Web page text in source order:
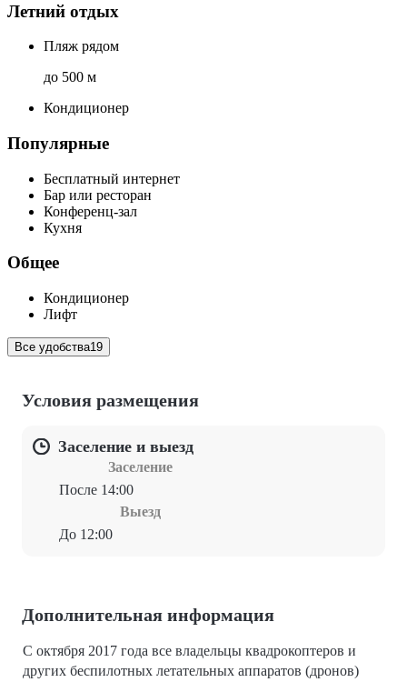
Летний отдых
Пляж рядом
до 500 м
Кондиционер
Популярные
Бесплатный интернет
Бар или ресторан
Конференц-зал
Кухня
Общее
Кондиционер
Лифт
Все удобства19
Условия размещения
Заселение и выезд
Заселение
После 14:00
Выезд
До 12:00
Дополнительная информация
С октября 2017 года все владельцы квадрокоптеров и
других беспилотных летательных аппаратов (дронов)